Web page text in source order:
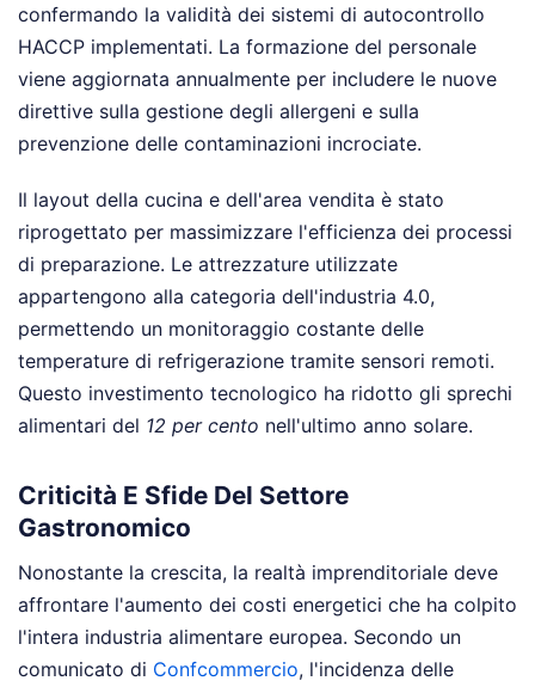
confermando la validità dei sistemi di autocontrollo
HACCP implementati. La formazione del personale
viene aggiornata annualmente per includere le nuove
direttive sulla gestione degli allergeni e sulla
prevenzione delle contaminazioni incrociate.
Il layout della cucina e dell'area vendita è stato
riprogettato per massimizzare l'efficienza dei processi
di preparazione. Le attrezzature utilizzate
appartengono alla categoria dell'industria 4.0,
permettendo un monitoraggio costante delle
temperature di refrigerazione tramite sensori remoti.
Questo investimento tecnologico ha ridotto gli sprechi
alimentari del 12 per cento nell'ultimo anno solare.
Criticità E Sfide Del Settore
Gastronomico
Nonostante la crescita, la realtà imprenditoriale deve
affrontare l'aumento dei costi energetici che ha colpito
l'intera industria alimentare europea. Secondo un
comunicato di Confcommercio, l'incidenza delle